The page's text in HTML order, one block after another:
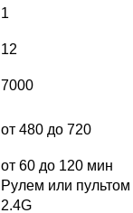
1
12
7000
от 480 до 720
от 60 до 120 мин
Рулем или
2.4G